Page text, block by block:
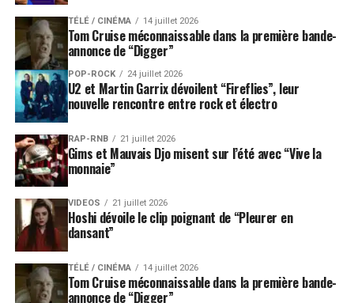
Dans un paysage musical souvent dominé par les
productions calibrées et les sorties ultra-rapides, le
retour de Ghinzu fait figure d’exception précieuse.
groupe belge prend le contre-pied de l’immédiateté
actuelle avec une œuvre pensée sur le temps long
façonnée dans le détail et nourrie d’années de réflexion
artistique.
Foreverillustre parfaitement cette démarche. Le
morceau refuse les structures évidentes pour privilégier
une montée émotionnelle progressive, presque
organique. Une approche rare aujourd’hui, qui rappelle
pourquoiGhinzu a toujours occupé une place à part
dans le rock européen.
À l’approche de la sortie de «
TÉLÉ / CINÉMA 14 juillet 2026
Tom Cruise méconnaissable dans la première bande-
annonce de “Digger”
POP-ROCK 24 juillet 2026
U2 et Martin Garrix dévoilent “Fireflies”, leur
nouvelle rencontre entre rock et électro
RAP-RNB 21 juillet 2026
Gims et Mauvais Djo misent sur l’été avec “Vive la
monnaie”
VIDEOS 21 juillet 2026
Hoshi dévoile le clip poignant de “Pleurer en
dansant”
TÉLÉ / CINÉMA 14 juillet 2026
Tom Cruise méconnaissable dans la première bande-
annonce de “Digger”